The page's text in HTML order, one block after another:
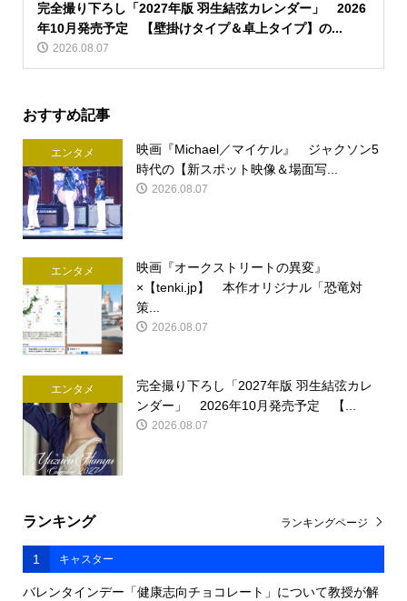
完全撮り下ろし「2027年版 羽生結弦カレンダー」 2026
年10月発売予定 【壁掛けタイプ＆卓上タイプ】の...
2026.08.07
おすすめ記事
エンタメ
映画『Michael／マイケル』 ジャクソン5
時代の【新スポット映像＆場面写...
2026.08.07
エンタメ
映画『オークストリートの異変』
×【tenki.jp】 本作オリジナル「恐竜対
策...
2026.08.07
エンタメ
完全撮り下ろし「2027年版 羽生結弦カレ
ンダー」 2026年10月発売予定 【...
2026.08.07
ランキング
1 キャスター
バレンタインデー「健康志向チョコレート」について教授が解
ランキングページ